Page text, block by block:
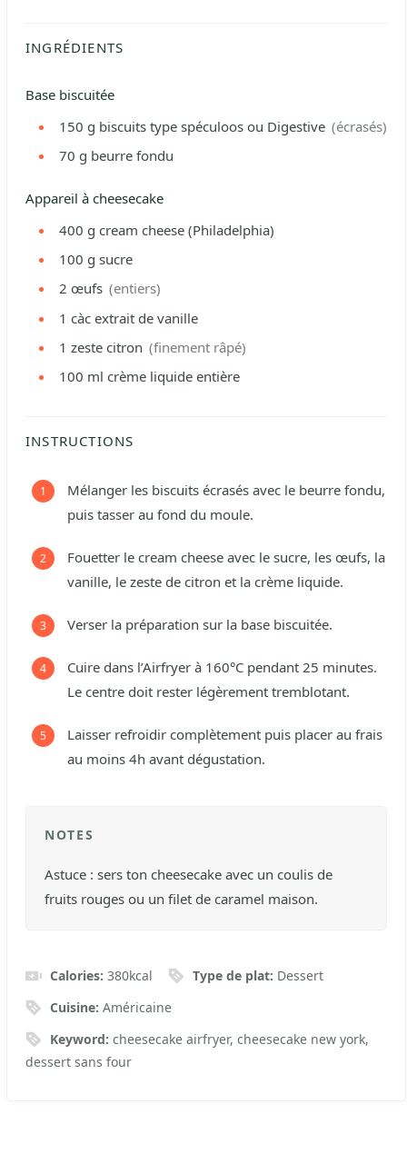
INGRÉDIENTS
Base biscuitée
150 g biscuits type spéculoos ou Digestive (écrasés)
70 g beurre fondu
Appareil à cheesecake
400 g cream cheese (Philadelphia)
100 g sucre
2 œufs (entiers)
1 càc extrait de vanille
1 zeste citron (finement râpé)
100 ml crème liquide entière
INSTRUCTIONS
Mélanger les biscuits écrasés avec le beurre fondu,
puis tasser au fond du moule.
Fouetter le cream cheese avec le sucre, les œufs, la
vanille, le zeste de citron et la crème liquide.
Verser la préparation sur la base biscuitée.
Cuire dans l’Airfryer à 160°C pendant 25 minutes.
Le centre doit rester légèrement tremblotant.
Laisser refroidir complètement puis placer au frais
au moins 4h avant dégustation.
NOTES
Astuce : sers ton cheesecake avec un coulis de
fruits rouges ou un filet de caramel maison.
Calories:380kcal Type de plat: Dessert
Cuisine:Américaine
Keyword:cheesecake airfryer, cheesecake new york,
dessert sans four